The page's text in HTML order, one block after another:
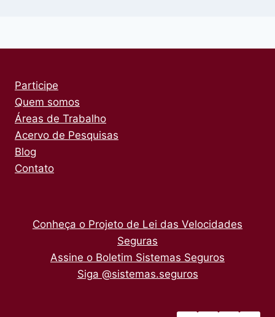
Participe
Quem somos
Áreas de Trabalho
Acervo de Pesquisas
Blog
Contato
Conheça o Projeto de Lei das Velocidades
Seguras
Assine o Boletim Sistemas Seguros
Siga @sistemas.seguros